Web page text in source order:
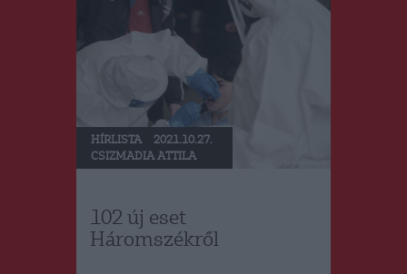
Kapcsolat
RO
HÍRLISTA
2021.10.27.
CSIZMADIA ATTILA
102 új eset
Háromszékről